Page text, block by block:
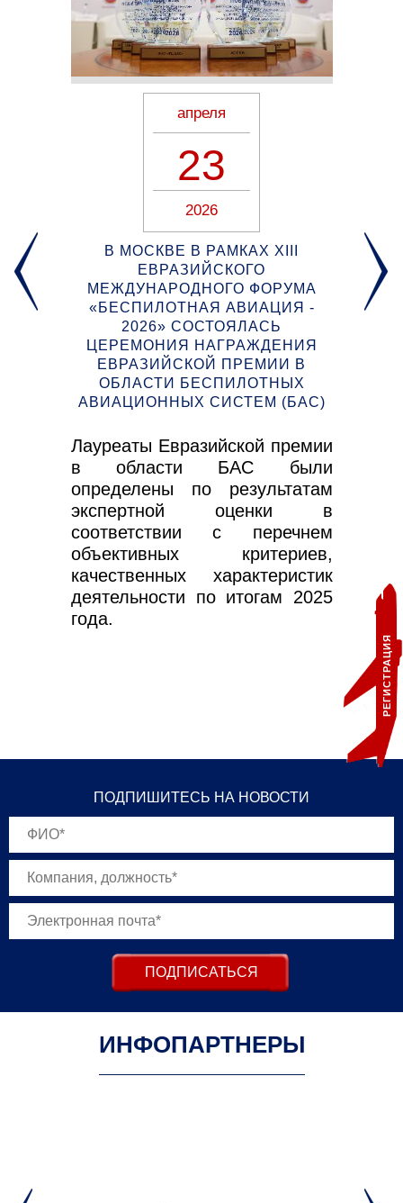
РЕГИСТРАЦИЯ
апреля
23
2026
В МОСКВЕ В РАМКАХ XIII
ЕВРАЗИЙСКОГО
МЕЖДУНАРОДНОГО ФОРУМА
«БЕСПИЛОТНАЯ АВИАЦИЯ -
2026» СОСТОЯЛАСЬ
ЦЕРЕМОНИЯ НАГРАЖДЕНИЯ
ЕВРАЗИЙСКОЙ ПРЕМИИ В
ОБЛАСТИ БЕСПИЛОТНЫХ
АВИАЦИОННЫХ СИСТЕМ (БАС)
Лауреаты Евразийской премии
в области БАС были
определены по результатам
экспертной оценки в
соответствии с перечнем
объективных критериев,
качественных характеристик
деятельности по итогам 2025
года.
ПОДПИШИТЕСЬ НА НОВОСТИ
ПОДПИСАТЬСЯ
ИНФОПАРТНЕРЫ